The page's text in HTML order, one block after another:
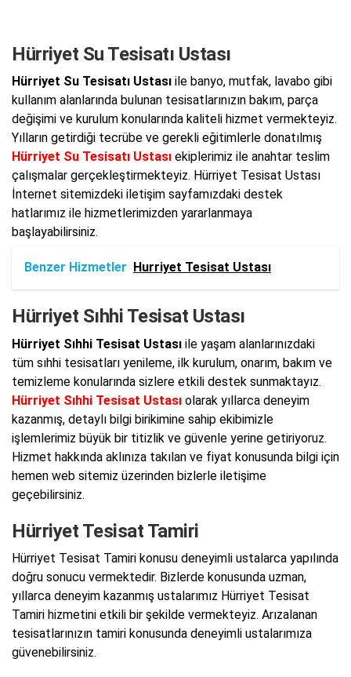
Hürriyet Su Tesisatı Ustası
Hürriyet Su Tesisatı Ustası ile banyo, mutfak, lavabo gibi
kullanım alanlarında bulunan tesisatlarınızın bakım, parça
değişimi ve kurulum konularında kaliteli hizmet vermekteyiz.
Yılların getirdiği tecrübe ve gerekli eğitimlerle donatılmış
Hürriyet Su Tesisatı Ustası ekiplerimiz ile anahtar teslim
çalışmalar gerçekleştirmekteyiz. Hürriyet Tesisat Ustası
İnternet sitemizdeki iletişim sayfamızdaki destek
hatlarımız ile hizmetlerimizden yararlanmaya
başlayabilirsiniz.
Benzer Hizmetler Hurriyet Tesisat Ustası
Hürriyet Sıhhi Tesisat Ustası
Hürriyet Sıhhi Tesisat Ustası ile yaşam alanlarınızdaki
tüm sıhhi tesisatları yenileme, ilk kurulum, onarım, bakım ve
temizleme konularında sizlere etkili destek sunmaktayız.
Hürriyet Sıhhi Tesisat Ustası olarak yıllarca deneyim
kazanmış, detaylı bilgi birikimine sahip ekibimizle
işlemlerimiz büyük bir titizlik ve güvenle yerine getiriyoruz.
Hizmet hakkında aklınıza takılan ve fiyat konusunda bilgi için
hemen web sitemiz üzerinden bizlerle iletişime
geçebilirsiniz.
Hürriyet Tesisat Tamiri
Hürriyet Tesisat Tamiri konusu deneyimli ustalarca yapılında
doğru sonucu vermektedir. Bizlerde konusunda uzman,
yıllarca deneyim kazanmış ustalarımız Hürriyet Tesisat
Tamiri hizmetini etkili bir şekilde vermekteyiz. Arızalanan
tesisatlarınızın tamiri konusunda deneyimli ustalarımıza
güvenebilirsiniz.